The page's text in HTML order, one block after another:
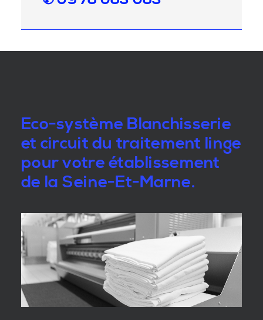
Eco-système Blanchisserie
et circuit du traitement linge
pour votre établissement
de la Seine-Et-Marne.